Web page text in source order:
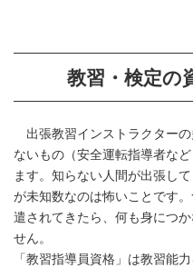
教習・検定の
出張教習インストラクター
ないもの（安全運転指導者な
ます。知らない人間が出張し
が未知数なのは怖いことです
遣されてきたら、何も身につ
せん。
「教習指導員資格」は教習能